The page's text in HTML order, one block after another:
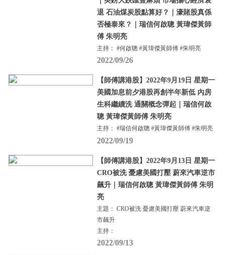
退 石油煤炭股點算好？｜濠賭股真係
否極泰來？｜瑞信何啟聰 黃瑋傑黃師
傅 朱明亮
主持： #何啟聰 #黃瑋傑黃師傅 #朱明亮
2022/09/26
【師傅講港股】2022年9月19日 星期一
美國加息前夕港股再創半年新低 內房
生科繼續洗 通關概念彈起｜瑞信何啟
聰 黃瑋傑黃師傅 朱明亮
主持： #瑞信何啟聰 #黃瑋傑黃師傅 #朱明亮
2022/09/19
【師傅講港股】2022年9月13日 星期一
CRO被洗 憂慮美國打壓 蔚來汽車逆市
飆升｜瑞信何啟聰 黃瑋傑黃師傅 朱明
亮
主題： CRO被洗 憂慮美國打壓 蔚來汽車逆
市飆升
主持：
2022/09/13